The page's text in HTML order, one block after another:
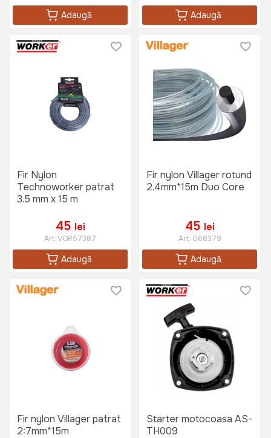
Adaugă Adaugă
Fir Nylon
Technoworker patrat
3.5 mm x 15 m
45 lei
Art:VOR57387
Adaugă
Fir nylon Villager rotund
2.4mm*15m Duo Core
45 lei
Art: 068379
Adaugă
Fir nylon Villager patrat
2:7mm*15m
Starter motocoasa AS-
TH009